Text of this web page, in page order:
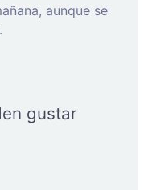
aunque se
gustar